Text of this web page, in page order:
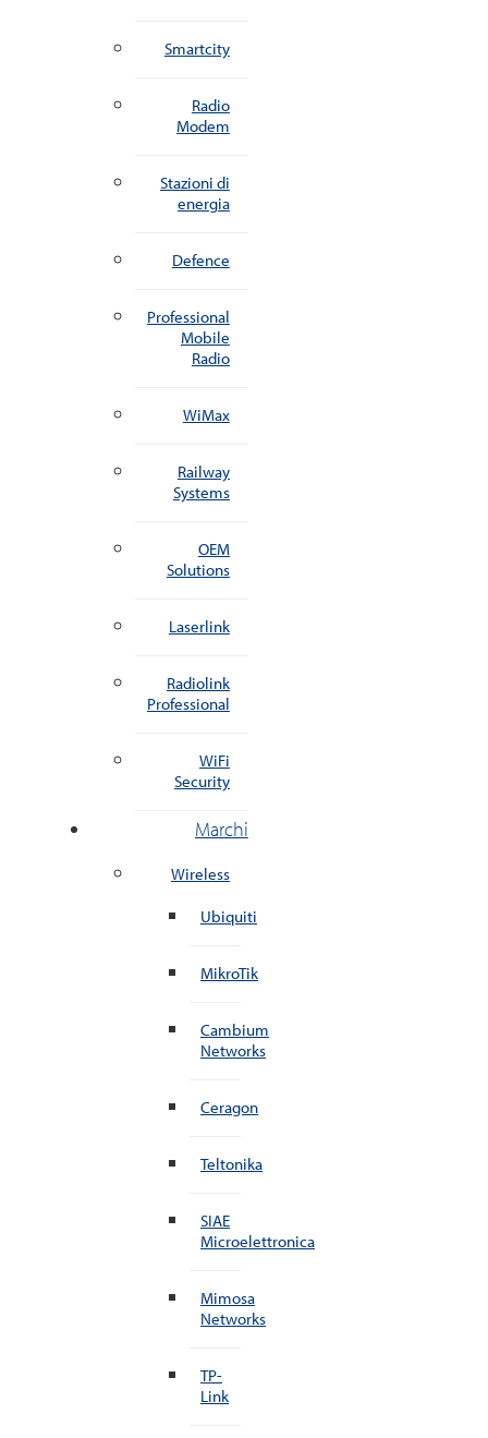
Smartcity
Radio
Modem
Stazioni di
energia
Defence
Professional
Mobile
Radio
WiMax
Railway
Systems
OEM
Solutions
Laserlink
Radiolink
Professional
WiFi
Security
Marchi
Wireless
Ubiquiti
MikroTik
Cambium
Networks
Ceragon
Teltonika
SIAE
Microelettronica
Mimosa
Networks
TP-
Link